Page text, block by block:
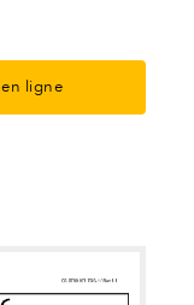
en ligne